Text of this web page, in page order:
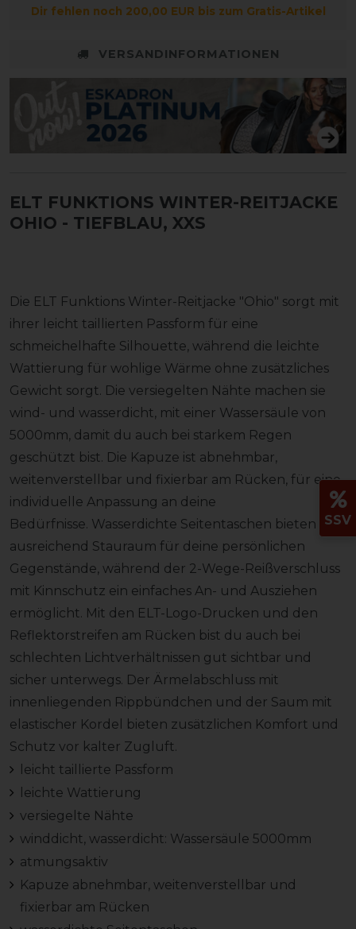
Dir fehlen noch 200,00 EUR bis zum Gratis-Artikel
VERSANDINFORMATIONEN
ELT FUNKTIONS WINTER-REITJACKE
OHIO - TIEFBLAU, XXS
Die ELT Funktions Winter-Reitjacke "Ohio" sorgt mit
ihrer leicht taillierten Passform für eine
schmeichelhafte Silhouette, während die leichte
Wattierung für wohlige Wärme ohne zusätzliches
Gewicht sorgt. Die versiegelten Nähte machen sie
wind- und wasserdicht, mit einer Wassersäule von
5000mm, damit du auch bei starkem Regen
geschützt bist. Die Kapuze ist abnehmbar,
weitenverstellbar und fixierbar am Rücken, für eine
individuelle Anpassung an deine
Bedürfnisse. Wasserdichte Seitentaschen bieten
ausreichend Stauraum für deine persönlichen
Gegenstände, während der 2-Wege-Reißverschluss
mit Kinnschutz ein einfaches An- und Ausziehen
ermöglicht. Mit den ELT-Logo-Drucken und den
Reflektorstreifen am Rücken bist du auch bei
schlechten Lichtverhältnissen gut sichtbar und
sicher unterwegs. Der Ärmelabschluss mit
innenliegenden Rippbündchen und der Saum mit
elastischer Kordel bieten zusätzlichen Komfort und
Schutz vor kalter Zugluft.
leicht taillierte Passform
leichte Wattierung
versiegelte Nähte
winddicht, wasserdicht: Wassersäule 5000mm
atmungsaktiv
Kapuze abnehmbar, weitenverstellbar und
fixierbar am Rücken
SSV